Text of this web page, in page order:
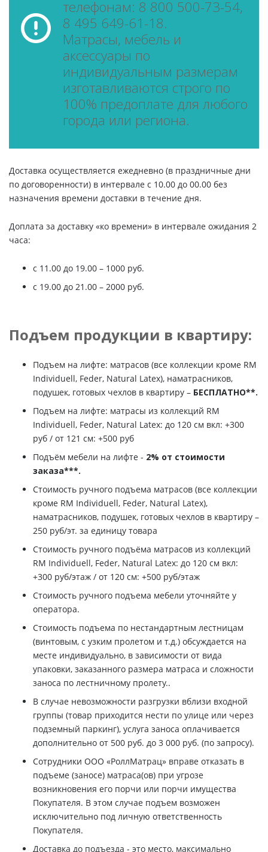
телефонам: 8 800 500-73-54,
8 495 649-61-18.
Матрасы, мебель и
аксессуары по
индивидуальным размерам
изготавливаются строго по
100% предоплате для любого
города или региона.
Доставка осуществляется ежедневно (в праздничные дни
по договоренности) в интервале с 10.00 до 00.00 без
назначения времени доставки в течение дня.
Доплата за доставку «ко времени» в интервале ожидания 2
часа:
c 11.00 до 19.00 – 1000 руб.
с 19.00 до 21.00 – 2000 руб.
Подъем продукции в квартиру:
Подъем на лифте: матрасов (все коллекции кроме RM
Individuell, Feder, Natural Latex), наматрасников,
подушек, готовых чехлов в квартиру – БЕСПЛАТНО**.
Подъем на лифте: матрасы из коллекций RM
Individuell, Feder, Natural Latex: до 120 см вкл: +300
руб / от 121 см: +500 руб
Подъём мебели на лифте - 2% от стоимости
заказа***.
Стоимость ручного подъема матрасов (все коллекции
кроме RM Individuell, Feder, Natural Latex),
наматрасников, подушек, готовых чехлов в квартиру –
250 руб/эт. за единицу товара
Стоимость ручного подъёма матрасов из коллекций
RM Individuell, Feder, Natural Latex: до 120 см вкл:
+300 руб/этаж / от 120 см: +500 руб/этаж
Стоимость ручного подъема мебели уточняйте у
оператора.
Стоимость подъема по нестандартным лестницам
(винтовым, с узким пролетом и т.д.) обсуждается на
месте индивидуально, в зависимости от вида
упаковки, заказанного размера матраса и сложности
заноса по лестничному пролету..
В случае невозможности разгрузки вблизи входной
группы (товар приходится нести по улице или через
подземный паркинг), услуга заноса оплачивается
дополнительно от 500 руб. до 3 000 руб. (по запросу).
Сотрудники ООО «РоллМатрац» вправе отказать в
подъеме (заносе) матраса(ов) при угрозе
возникновения его порчи или порчи имущества
Покупателя. В этом случае подъем возможен
исключительно под личную ответственность
Покупателя.
Доставка до подъезда - это место, максимально